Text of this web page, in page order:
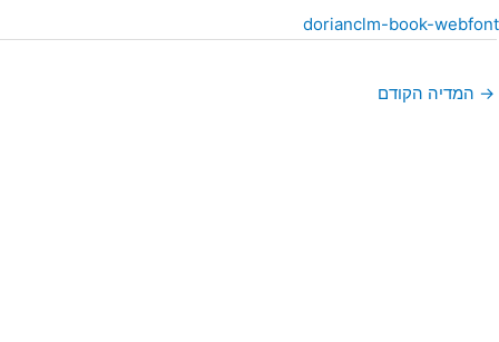
dorianclm-book-webfont
→ המדיה הקודם